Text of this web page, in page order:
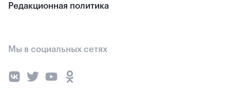
Редакционная политика
Мы в социальных сетях